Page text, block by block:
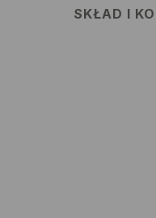
SKŁAD I